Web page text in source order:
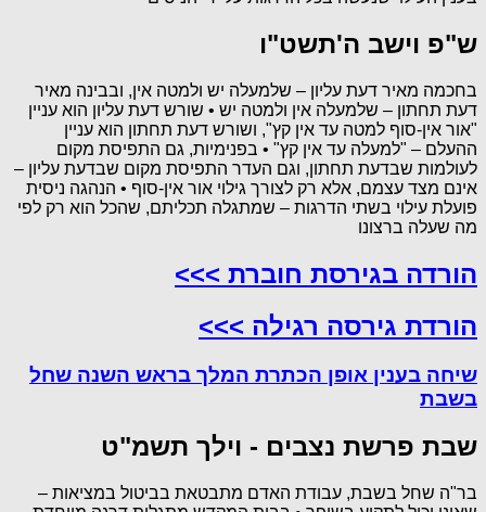
ש"פ וישב ה'תשט"ו
בחכמה מאיר דעת עליון – שלמעלה יש ולמטה אין, ובבינה מאיר
דעת תחתון – שלמעלה אין ולמטה יש • שורש דעת עליון הוא עניין
"אור אין-סוף למטה עד אין קץ", ושורש דעת תחתון הוא עניין
ההעלם – "למעלה עד אין קץ" • בפנימיות, גם התפיסת מקום
לעולמות שבדעת תחתון, וגם העדר התפיסת מקום שבדעת עליון –
אינם מצד עצמם, אלא רק לצורך גילוי אור אין-סוף • הנהגה ניסית
פועלת עילוי בשתי הדרגות – שמתגלה תכליתם, שהכל הוא רק לפי
מה שעלה ברצונו
הורדה בגירסת חוברת >>>
הורדת גירסה רגילה >>>
שיחה בענין אופן הכתרת המלך בראש השנה שחל
בשבת
שבת פרשת נצבים - וילך תשמ"ט
בר"ה שחל בשבת, עבודת האדם מתבטאת בביטול במציאות –